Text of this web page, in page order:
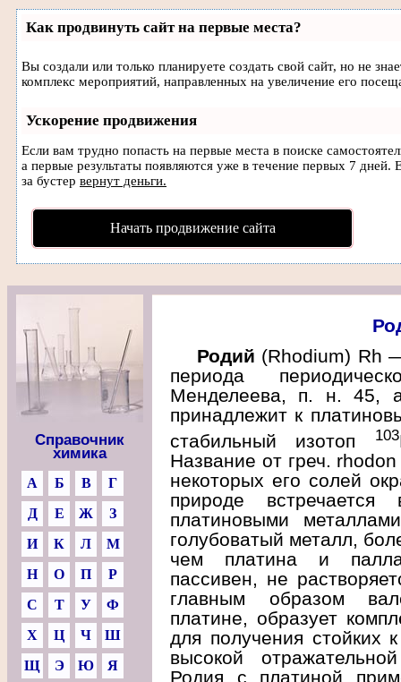
Как продвинуть сайт на первые места?
Вы создали или только планируете создать свой сайт, но не
комплекс мероприятий, направленных на увеличение его
Ускорение продвижения
Если вам трудно попасть на первые места в поиске
а первые результаты появляются уже в течение первых 7
за бустер вернут деньги.
Начать продвижение сайта
Справочник
химика
А Б В
Г
Д
Е Ж
З
И
К Л
М
Н
О П
Р
С
Т У
Ф
Х
Ц Ч
Ш
Щ
Э Ю Я
Родий (Rhodium) Rh
периода
Менделеева, п. н. 45,
принадлежит к
стабильный изотоп
103
Название от греч.
некоторых его солей
природе
платиновыми
голубоватый металл,
чем платина и
пассивен, не
главным образом
платине, образует
для получения стойких
высокой
Родия с платиной